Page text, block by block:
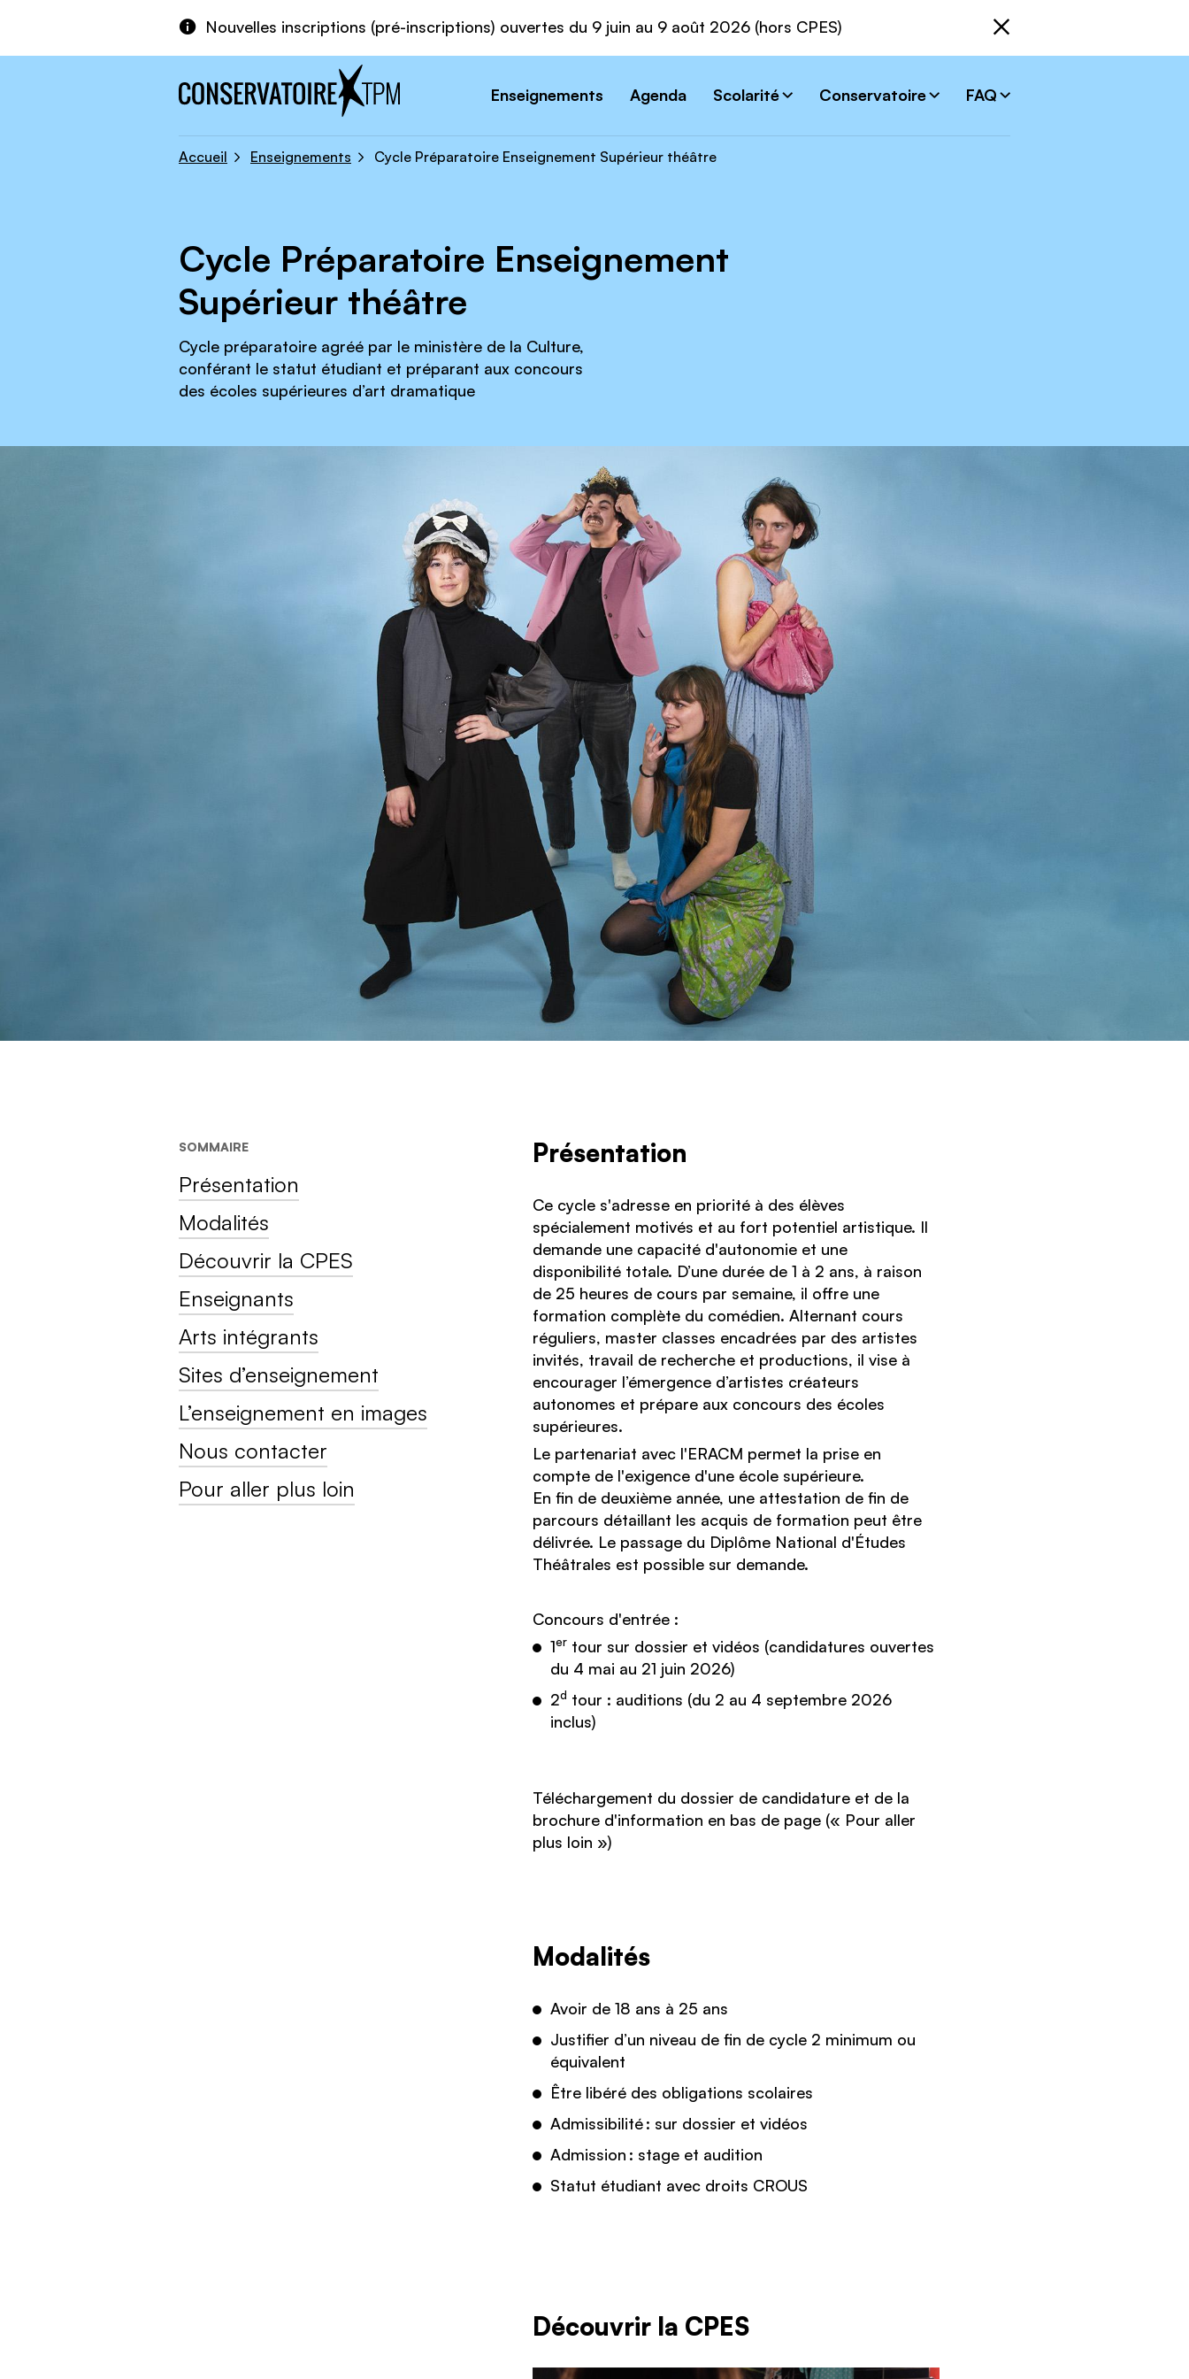
Nouvelles inscriptions (pré-inscriptions) ouvertes du 9 juin au 9 août 2026 (hors CPES)
Fermer
Enseignements Agenda Scolarité Conservatoire FAQ
Accueil Enseignements Cycle Préparatoire Enseignement Supérieur théâtre
Cycle Préparatoire Enseignement
Supérieur théâtre
Cycle préparatoire agréé par le ministère de la Culture,
conférant le statut étudiant et préparant aux concours
des écoles supérieures d’art dramatique
SOMMAIRE
Présentation
Modalités
Découvrir la CPES
Enseignants
Arts intégrants
Sites d’enseignement
L’enseignement en images
Nous contacter
Pour aller plus loin
Présentation
Ce cycle s'adresse en priorité à des élèves
spécialement motivés et au fort potentiel artistique. Il
demande une capacité d'autonomie et une
disponibilité totale. D’une durée de 1 à 2 ans, à raison
de 25 heures de cours par semaine, il offre une
formation complète du comédien. Alternant cours
réguliers, master classes encadrées par des artistes
invités, travail de recherche et productions, il vise à
encourager l’émergence d’artistes créateurs
autonomes et prépare aux concours des écoles
supérieures.
Le partenariat avec l'ERACM permet la prise en
compte de l'exigence d'une école supérieure.
En fin de deuxième année, une attestation de fin de
parcours détaillant les acquis de formation peut être
délivrée. Le passage du Diplôme National d'Études
Théâtrales est possible sur demande.
Concours d'entrée :
1er tour sur dossier et vidéos (candidatures ouvertes
du 4 mai au 21 juin 2026)
2d tour : auditions (du 2 au 4 septembre 2026
inclus)
Téléchargement du dossier de candidature et de la
brochure d'information en bas de page (« Pour aller
plus loin »)
Modalités
Avoir de 18 ans à 25 ans
Justifier d’un niveau de fin de cycle 2 minimum ou
équivalent
Être libéré des obligations scolaires
Admissibilité : sur dossier et vidéos
Admission : stage et audition
Statut étudiant avec droits CROUS
Découvrir la CPES